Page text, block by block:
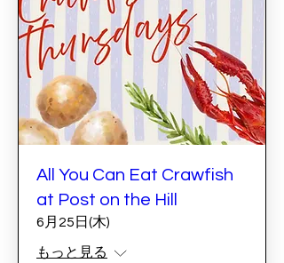
All You Can Eat Crawfish
at Post on the Hill
6月25日(木)
もっと見る